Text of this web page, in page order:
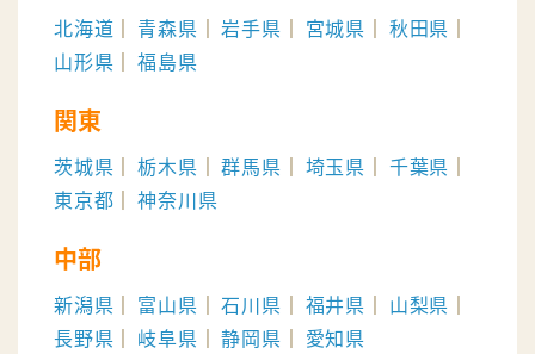
北海道 青森県 岩手県 宮城県
秋田県
山形県
福島県
関東
茨城県 栃木県 群馬県 埼玉県
千葉県
東京都
神奈川県
中部
新潟県 富山県 石川県 福井県
山梨県
長野県
岐阜県 静岡県 愛知県